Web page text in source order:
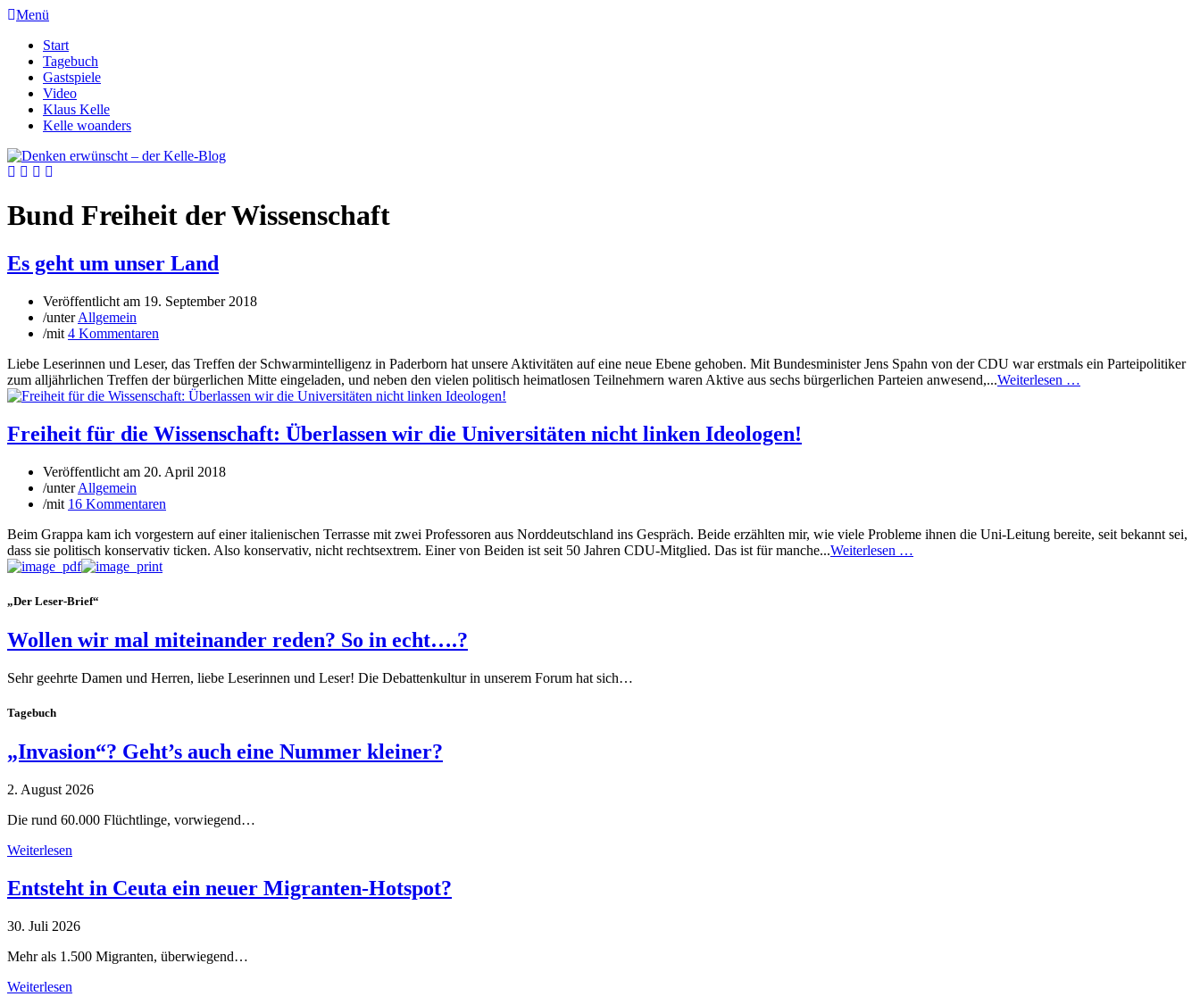
Menü
Start
Tagebuch
Gastspiele
Video
Klaus Kelle
Kelle woanders
Bund Freiheit der Wissenschaft
Es geht um unser Land
Veröffentlicht am 19. September 2018
/unterAllgemein
/mit 4 Kommentaren
Liebe Leserinnen und Leser, das Treffen der Schwarmintelligenz in Paderborn hat unsere Aktivitäten auf eine neue Ebene gehoben. Mit Bundesminister Jens Spahn von der CDU war erstmals ein Parteipolitiker
zum alljährlichen Treffen der bürgerlichen Mitte eingeladen, und neben den vielen politisch heimatlosen Teilnehmern waren Aktive aus sechs bürgerlichen Parteien anwesend,...Weiterlesen …
Freiheit für die Wissenschaft: Überlassen wir die Universitäten nicht linken Ideologen!
Veröffentlicht am 20. April 2018
/unterAllgemein
/mit 16 Kommentaren
Beim Grappa kam ich vorgestern auf einer italienischen Terrasse mit zwei Professoren aus Norddeutschland ins Gespräch. Beide erzählten mir, wie viele Probleme ihnen die Uni-Leitung bereite, seit bekannt sei,
dass sie politisch konservativ ticken. Also konservativ, nicht rechtsextrem. Einer von Beiden ist seit 50 Jahren CDU-Mitglied. Das ist für manche...Weiterlesen …
„Der Leser-Brief“
Wollen wir mal miteinander reden? So in echt….?
Sehr geehrte Damen und Herren, liebe Leserinnen und Leser! Die Debattenkultur in unserem Forum hat sich…
Tagebuch
„Invasion“? Geht’s auch eine Nummer kleiner?
2. August 2026
Die rund 60.000 Flüchtlinge, vorwiegend…
Weiterlesen
Entsteht in Ceuta ein neuer Migranten-Hotspot?
30. Juli 2026
Mehr als 1.500 Migranten, überwiegend…
Weiterlesen